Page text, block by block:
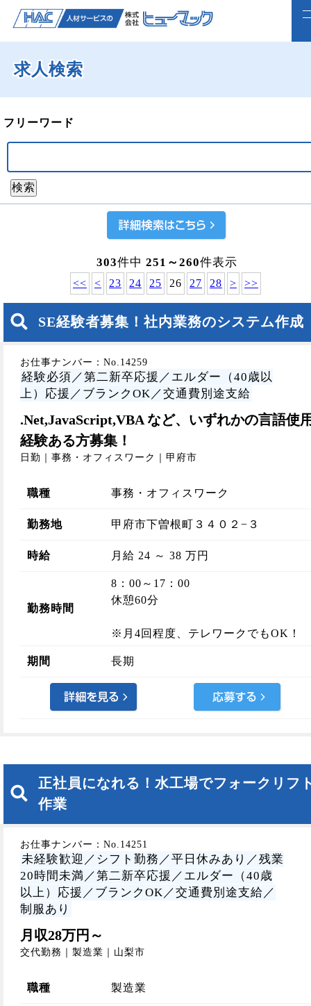
正社員で転職したい方
ライフスタイルに合わせて働く
よくいただくご質問
福利厚生
企業案内
webで仮登録
求人検索
フリーワード
303件中 251～260件表示
<< < 23 24 25 26 27 28 > >>
SE経験者募集！社内業務のシステム作成
お仕事ナンバー：No.14259
経験必須／第二新卒応援／エルダー（40歳以
上）応援／ブランクOK／交通費別途支給
.Net,JavaScript,VBA など、いずれかの言語使
経験ある方募集！
日勤｜事務・オフィスワーク｜甲府市
職種 事務・オフィスワーク
勤務地 甲府市下曽根町３４０２−３
時給 月給 24 ～ 38 万円
勤務時間
8：00～17：00
休憩60分
※月4回程度、テレワークでもOK！
期間 長期
正社員になれる！水工場でフォークリフ
作業
お仕事ナンバー：No.14251
未経験歓迎／シフト勤務／平日休みあり／残業
20時間未満／第二新卒応援／エルダー（40歳
以上）応援／ブランクOK／交通費別途支給／
制服あり
月収28万円～
交代勤務｜製造業｜山梨市
職種 製造業